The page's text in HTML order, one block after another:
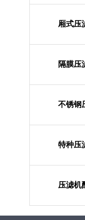
厢式压
隔膜压
不锈钢
特种压
压滤机